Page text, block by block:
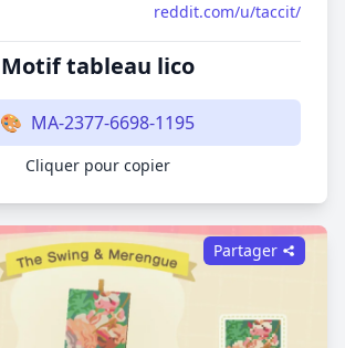
reddit.com/u/taccit/
Motif tableau lico
🎨 MA-2377-6698-1195
Cliquer pour copier
Partager